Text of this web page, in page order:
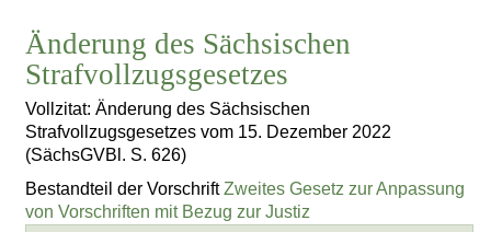
Änderung des Sächsischen
Strafvollzugsgesetzes
Vollzitat: Änderung des Sächsischen
Strafvollzugsgesetzes vom 15. Dezember 2022
(SächsGVBl. S. 626)
Bestandteil der VorschriftZweites Gesetz zur Anpassung
von Vorschriften mit Bezug zur Justiz